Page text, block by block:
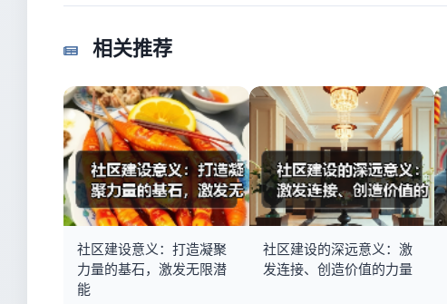
相关推荐
社区建设意义：打造凝聚
力量的基石，激发无限潜
能
社区建设的深远意义：激
发连接、创造价值的力量